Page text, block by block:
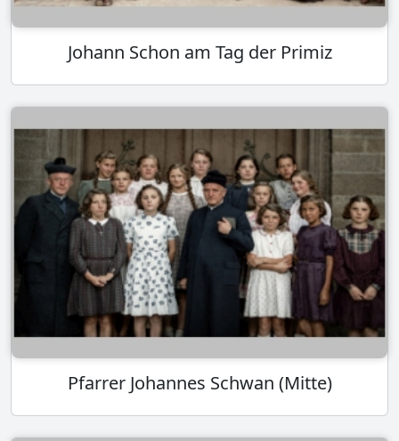
Johann Schon am Tag der Primiz
Pfarrer Johannes Schwan (Mitte)